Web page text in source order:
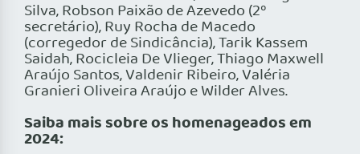
Silva, Robson Paixão de Azevedo (2º
secretário), Ruy Rocha de Macedo
(corregedor de Sindicância), Tarik Kassem
Saidah, Rocicleia De Vlieger, Thiago Maxwell
Araújo Santos, Valdenir Ribeiro, Valéria
Granieri Oliveira Araújo e Wilder Alves.
Saiba mais sobre os homenageados em
2024: